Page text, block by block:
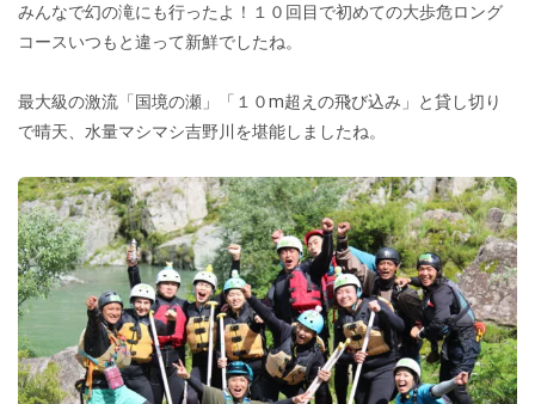
みんなで幻の滝にも行ったよ！１０回目で初めての大歩危ロング
コースいつもと違って新鮮でしたね。
最大級の激流「国境の瀬」「１０m超えの飛び込み」と貸し切り
で晴天、水量マシマシ吉野川を堪能しましたね。